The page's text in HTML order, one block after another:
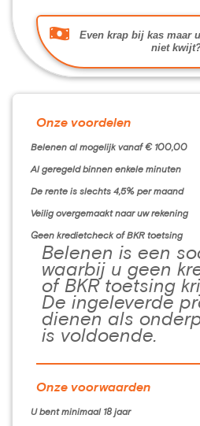
Even krap bij kas maar
niet
Onze voordelen
Belenen al mogelijk vanaf € 100,00
Al geregeld binnen enkele minuten
De rente is slechts 4,5% per maand
Veilig overgemaakt naar uw rekening
Geen kredietcheck of BKR toetsing
Belenen is een
waarbij u geen
of BKR toetsing
De ingeleverde
dienen als
is voldoende.
Onze voorwaarden
U bent minimaal 18 jaar